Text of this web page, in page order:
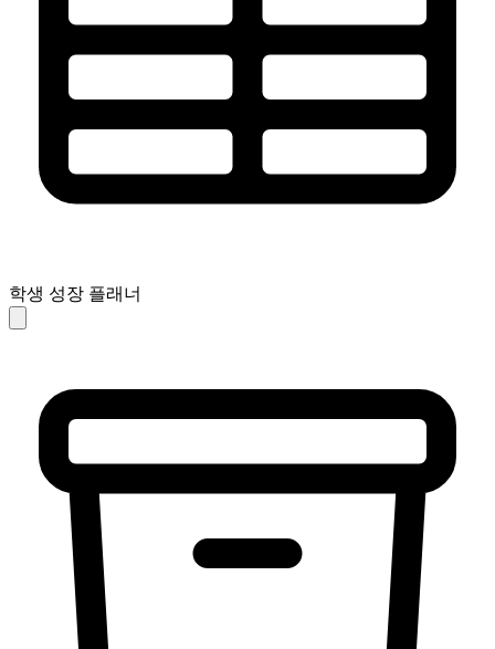
학생 성장 플래너